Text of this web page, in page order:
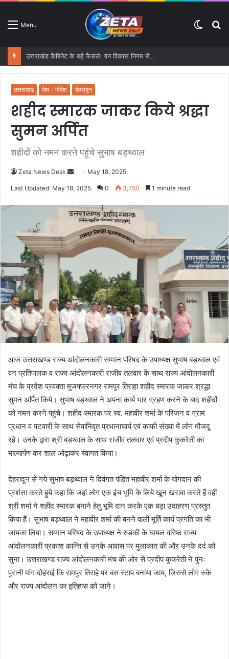
Menu
Switch
उत्तराखंड देश - विदेश देहरादून
शहीद स्मारक जाकर किये श्रद्धा
सुमन अर्पित
शहीदों को नमन करने पहुंचे सुभाष बड़थ्वाल
Zeta News Desk
d
n
e
m
i
l
May 18, 2025
Last Updated: May 18, 2025 0 3,750 1 minute read
आज उत्तराखण्ड राज्य आंदोलनकारी सम्मान परिषद के उपाध्यक्ष सुभाष बड़थ्वाल एवं
वन प्रतिपालक व राज्य आंदोलनकारी राजीव तलवार कें साथ राज्य आंदोलनकारी
मंच के प्रदेश प्रवक्ता मुजफ्फरनगर रामपुर तिराहा शहीद स्मारक जाकर श्रद्धा
सुमन अर्पित किये। सुभाष बड़थ्वाल ने अपना कार्य भार ग्रहण करने के बाद शहीदों
को नमन करने पहुंचे। शहीद स्मारक पर स्व. महावीर शर्मा के परिजन व ग्राम
प्रधान व पटवारी के साथ सेवानिवृत प्रधानाचार्य एवं काफी संख्यां में लोग मौजदू
रहे। उनके द्वारा श्री बडथ्वाल के साथ राजीव तलवार एवं प्रदीप कुकरेती का
माल्यार्पण कर शाल ओढ़ाकर स्वागत किया।
देहरादून से गये सुभाष बड़थ्वाल ने दिवंगत पंडित महावीर शर्मा के योगदान की
प्रशंसा करते हुये कहा कि जहां लोग एक इंच भूमि के लिये खून खराबा करते हैं वहीं
श्री शर्मा ने शहीद स्मारक बनाने हेतु भूमि दान करके एक बड़ा उदाहरण प्रस्तुत
किया हैं। सुभाष बड़थ्वाल ने महावीर शर्मा की बनने वाली मूर्ति कार्य प्रगति का भी
जायजा लिया। सम्मान परिषद के उपाध्यक्ष ने रुड़की के घायल वरिष्ठ राज्य
आंदोलनकारी प्रकाश कान्ति से उनके आवास पर मुलाकात की औऱ उनके दर्द को
सुना। उत्तराखण्ड राज्य आंदोलनकारी मंच की ओर से प्रदीप कुकरेती ने पुनः
पुरानी मांग दोहराई कि रामपुर तिराहे पर बस स्टाप बनाया जाय, जिससे लोग रुके
और राज्य आंदोलन का इतिहास को जाने।